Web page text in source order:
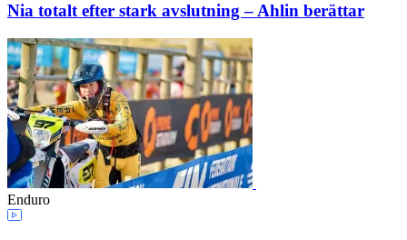
Nia totalt efter stark avslutning – Ahlin berättar
Enduro